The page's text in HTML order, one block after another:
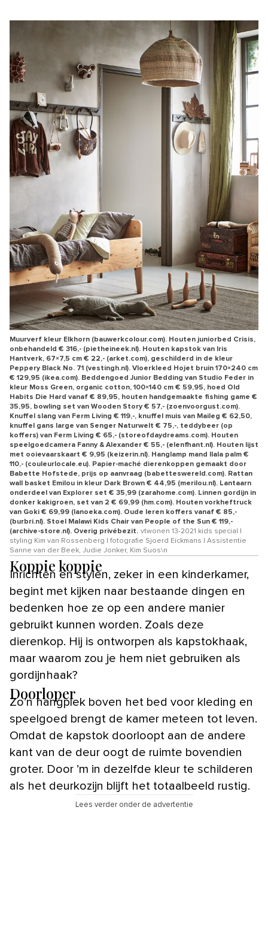
Muurverf kleur Elkhorn (bauwerkcolour.com). Houten juniorbed Crisis,
onbehandeld € 316,- (pietheineek.nl). Houten kapstok van Iris
Hantverk, 67×7,5 cm € 22,- (arket.com), geschilderd in de kleur
Peppery Black No. 71 (vestingh.nl). Vloerkleed Hojet bruin 170×240 cm
€ 129,95 (ikea.com). Beddengoed Junior Bedding van Studio Feder in
kleur Moss Green, organic cotton, 100×140 cm € 59,95, hoed Old
Habits Die Hard vanaf € 89,95, houten handgemaakte fishing game €
35,95, bowling set van Wooden Story € 57,- (zoenvoorgust.com).
Knuffel slang van Ferm Living € 119,-, knuffel muis van Maileg € 62,50,
knuffel gans large van Senger Naturwelt € 75,-, teddybeer (op
koffers) van Ferm Living € 65,- (storeofdaydreams.com). Houten
speelgoedcamera Fanny & Alexander € 55,- (elenfhant.nl). Houten lijst
met ooievaarskaart € 9,95 (keizerin.nl). Hanglamp mand Ilala palm €
110,- (couleurlocale.eu). Papier-maché dierenkoppen gemaakt door
Babette Hofstede, prijs op aanvraag (babetteswereld.com). Rattan
wall basket Emilou in kleur Dark Brown € 44,95 (merilou.nl). Lantaarn
onderdeel van Explorer set € 35,99 (zarahome.com). Linnen gordijn in
donker kakigroen, set van 2 € 69,99 (hm.com). Houten vorkheftruck
van Goki € 69,99 (lanoeka.com). Oude leren koffers vanaf € 85,-
(burbri.nl). Stoel Malawi Kids Chair van People of the Sun € 119,-
(archive-store.nl). Overig privébezit. vtwonen 13-2021 kids special |
styling Kim van Rossenberg | fotografie Sjoerd Eickmans | Assistentie
Sanne van der Beek, Judie Jonker, Kim Suos\n
Koppie koppie
Inrichten en stylen, zeker in een kinderkamer,
begint met kijken naar bestaande dingen en
bedenken hoe ze op een andere manier
gebruikt kunnen worden. Zoals deze
dierenkop. Hij is ontworpen als kapstokhaak,
maar waarom zou je hem niet gebruiken als
gordijnhaak?
Doorloper
Zo’n hangplek boven het bed voor kleding en
speelgoed brengt de kamer meteen tot leven.
Omdat de kapstok doorloopt aan de andere
kant van de deur oogt de ruimte bovendien
groter. Door ’m in dezelfde kleur te schilderen
als het deurkozijn blijft het totaalbeeld rustig.
Lees verder onder de advertentie